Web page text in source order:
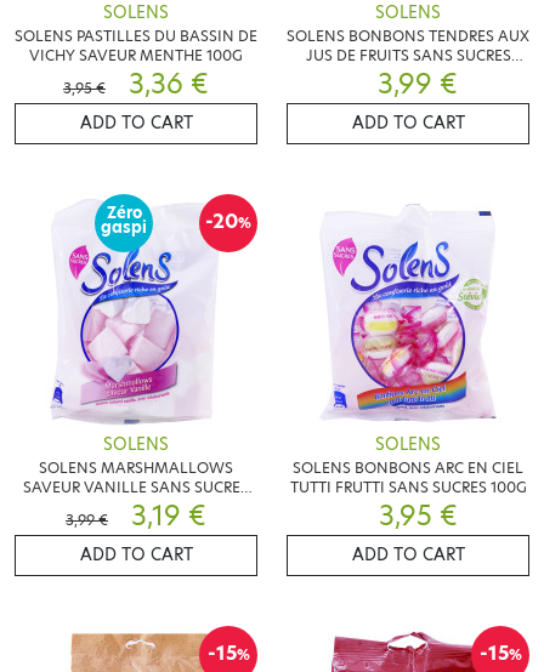
SOLENS
SOLENS PASTILLES DU BASSIN DE
VICHY SAVEUR MENTHE 100G
3,95 €
3,36 €
ADD TO CART
SOLENS
SOLENS BONBONS TENDRES AUX
JUS DE FRUITS SANS SUCRES
100G
3,99 €
ADD TO CART
-20%
Zéro
gaspi
SOLENS
SOLENS MARSHMALLOWS
SAVEUR VANILLE SANS SUCRES
100G
3,99 € 3,19 €
ADD TO CART
SOLENS
SOLENS BONBONS ARC EN CIEL
TUTTI FRUTTI SANS SUCRES 100G
3,95 €
ADD TO CART
-15% -15%